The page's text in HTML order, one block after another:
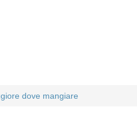
dove mangiare